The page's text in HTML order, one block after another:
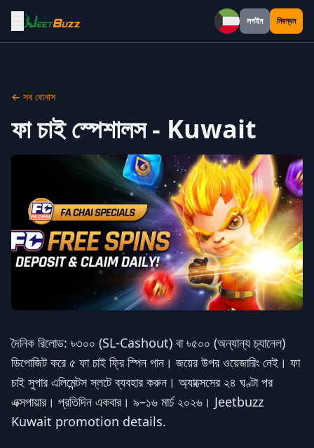
Kuwait
লগইন নিবন্ধন
← সব বোনাস
ফা চাই স্পেশালস - Kuwait
দৈনিক রিলোড: ৳৩০০ (SL-Cashout) বা ৳৫০০ (অন্যান্য চ্যানেল)
ডিপোজিট করে ৫ ফা চাই ফ্রি স্পিন পান। জয়ের উপর ওয়েজারিং নেই। ফা
চাই সুপার এলিমেন্টস স্লটে ব্যবহার করুন। অ্যাক্সেসের ২৪ ঘণ্টা পর
এক্সপায়ার। প্রতিদিন একবার। ৯–১৬ মার্চ ২০২৬। Jeetbuzz
Kuwait promotion details.